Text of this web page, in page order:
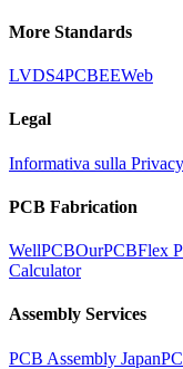
More Standards
LVDS4PCBEEWeb
Legal
Informativa sulla Privacy
PCB Fabrication
WellPCBOurPCBFlex
Calculator
Assembly Services
PCB Assembly Japan